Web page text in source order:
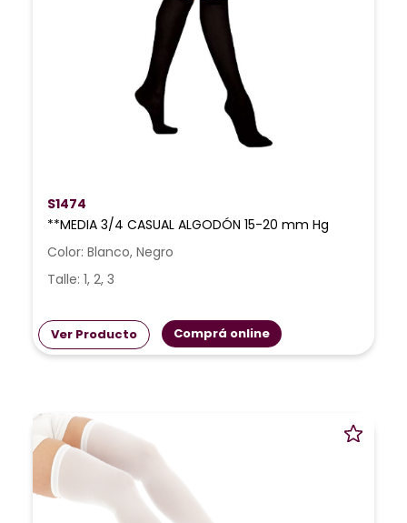
S1474
**MEDIA 3/4 CASUAL ALGODÓN 15-20 mm Hg
Color: Blanco, Negro
Talle: 1, 2, 3
Ver Producto Comprá online